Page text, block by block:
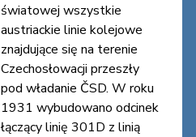
światowej wszystkie
austriackie linie kolejowe
znajdujące się na terenie
Czechosłowacji przeszły
pod władanie ČSD. W roku
1931 wybudowano odcinek
łączący linię 301D z linią